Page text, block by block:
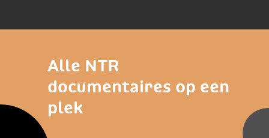
Alle NTR
documentaires op een
plek